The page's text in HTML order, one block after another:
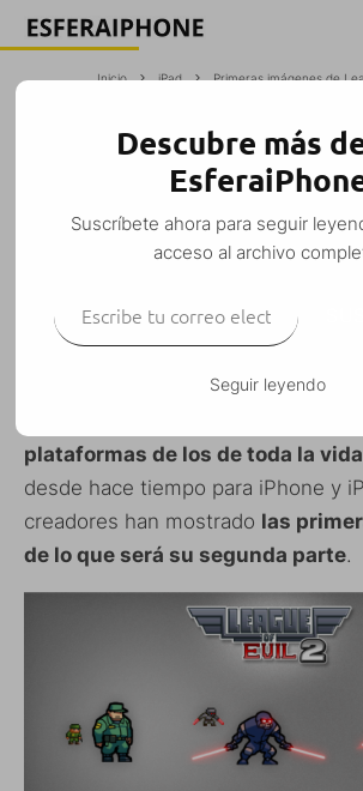
Inicio iPad Primeras imágenes de
PRIMERAS IMÁGENES DE
EVIL 2
M. Alejandro W. García Fuentes
iPod Touch Juegos Noticias ·
plataformas de los de toda la vida
desde hace tiempo para iPhone y
creadores han mostrado las
de lo que será su segunda parte.
Descubre más
Suscríbete ahora para seguir
acceso al archivo
Seguir leyendo